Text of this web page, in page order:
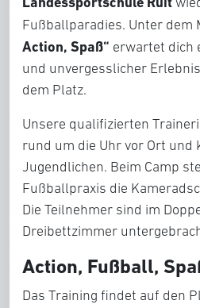
Fußballparadies. Unter dem
Action, Spaß“ erwartet dich
und unvergesslicher
dem Platz.
Unsere qualifizierten
rund um die Uhr vor Ort und
Jugendlichen. Beim Camp
Fußballpraxis die
Die Teilnehmer sind im
Dreibettzimmer
Action, Fußball,
Das Training findet auf den